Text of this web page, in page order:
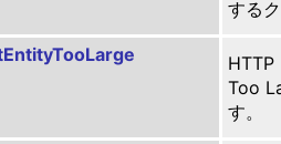
する
HTTP
Too
す。